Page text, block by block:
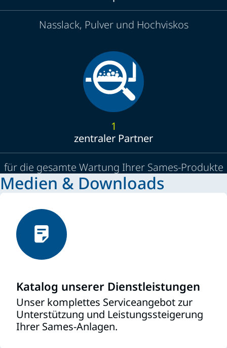
Nasslack, Pulver und Hochviskos
1
zentraler Partner
für die gesamte Wartung Ihrer Sames-Produkte
Medien & Downloads
Katalog unserer Dienstleistungen
Unser komplettes Serviceangebot zur
Unterstützung und Leistungssteigerung
Ihrer Sames-Anlagen.